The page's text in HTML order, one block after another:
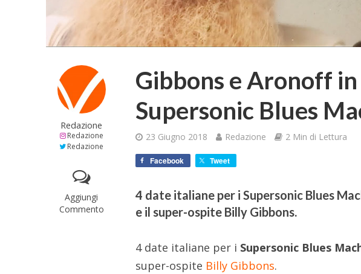
Redazione
Redazione
Redazione
Aggiungi
Commento
Gibbons e Aronoff
Supersonic Blues
23 Giugno 2018 Redazione 2 Min di Lettura
Facebook Tweet
4 date italiane per i Supersonic Blues
e il super-ospite Billy Gibbons.
4 date italiane per i Supersonic Blues
super-ospite Billy Gibbons.